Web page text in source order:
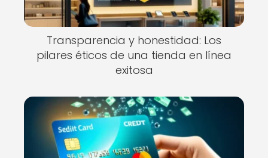
Transparencia y honestidad: Los
pilares éticos de una tienda en línea
exitosa